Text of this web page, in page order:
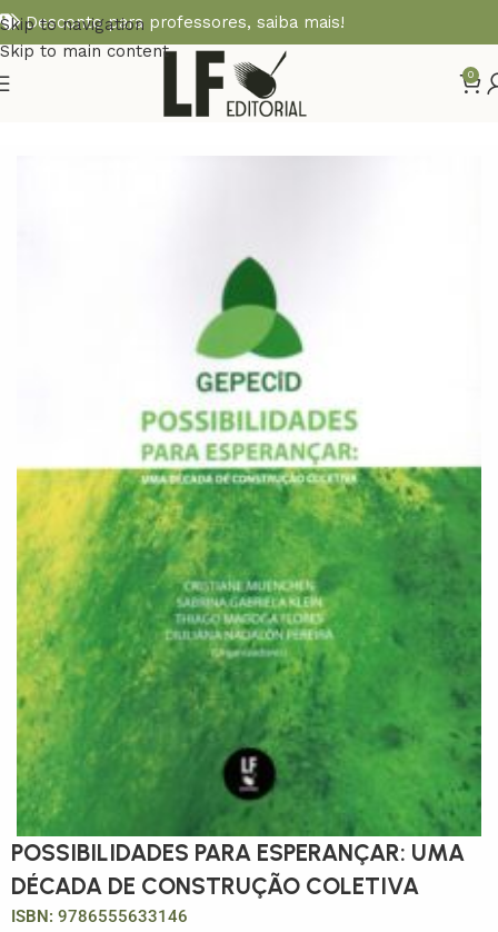
Skip to navigation
Skip to main content
Desconto para professores, saiba mais!
0
Início
POSSIBILIDADES PARA ESPERANÇAR: UMA
DÉCADA DE CONSTRUÇÃO COLETIVA
ISBN: 9786555633146